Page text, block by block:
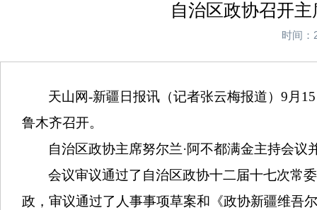
自治区政协召开
时间：
天山网-新疆日报讯（记者张云梅报道）9月
鲁木齐召开。
自治区政协主席努尔兰·阿不都满金主持会议
会议审议通过了自治区政协十二届十七次常
政，审议通过了人事事项草案和《政协新疆维吾